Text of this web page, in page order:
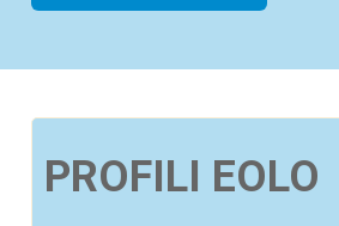
PROFILI EOLO